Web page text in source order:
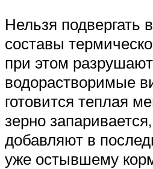
Нельзя подвергать
составы
при этом
водорастворимые
готовится теплая
зерно
добавляют в
уже остывшему